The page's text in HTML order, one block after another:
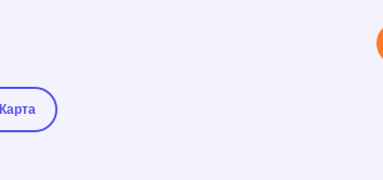
Карта